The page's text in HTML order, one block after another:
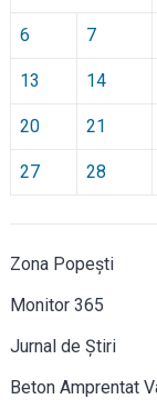
6 7
13 14
20 21
27 28
Zona Popești
Monitor 365
Jurnal de Știri
Beton Amprentat